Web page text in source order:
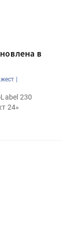
в
|
230
24»